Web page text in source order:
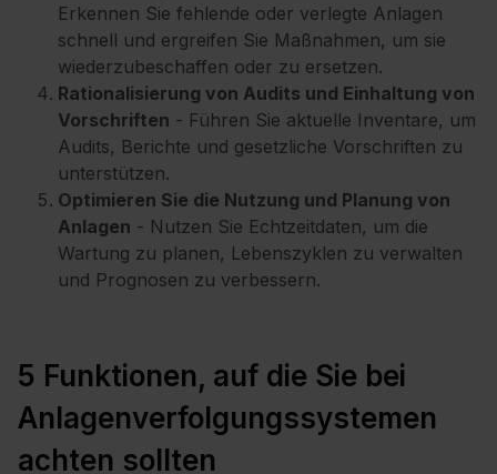
Erkennen Sie fehlende oder verlegte Anlagen
schnell und ergreifen Sie Maßnahmen, um sie
wiederzubeschaffen oder zu ersetzen.
Rationalisierung von Audits und Einhaltung von
Vorschriften - Führen Sie aktuelle Inventare, um
Audits, Berichte und gesetzliche Vorschriften zu
unterstützen.
Optimieren Sie die Nutzung und Planung von
Anlagen - Nutzen Sie Echtzeitdaten, um die
Wartung zu planen, Lebenszyklen zu verwalten
und Prognosen zu verbessern.
5 Funktionen, auf die Sie bei
Anlagenverfolgungssystemen
achten sollten